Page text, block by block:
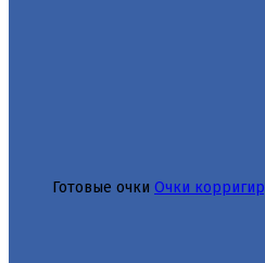
Готовые очки Очки